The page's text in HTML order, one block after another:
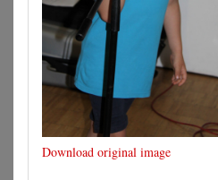
Download original image